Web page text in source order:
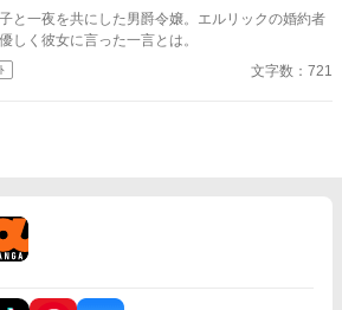
と一夜を共にした男爵令嬢。エルリックの婚約者
しく彼女に言った一言とは。
文字数：721